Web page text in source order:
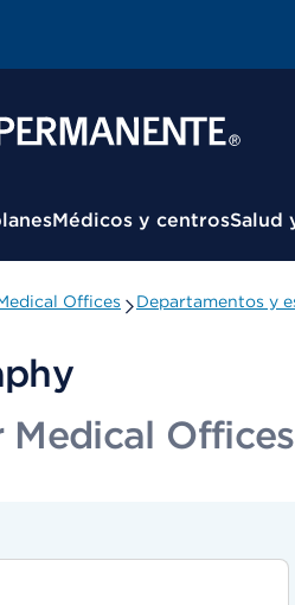
Médicos y centrosSalud
Offices Departamentos y
Offices